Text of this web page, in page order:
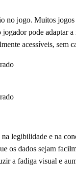
no jogo. Muitos jogos
pode adaptar a
acessíveis, sem
legibilidade e na
os dados sejam
a fadiga visual e